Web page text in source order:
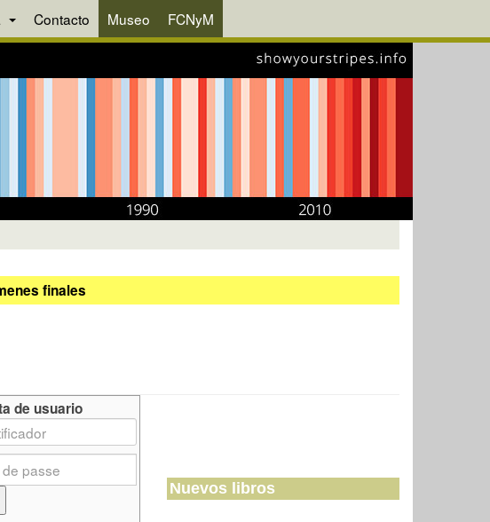
Contacto Museo FCNyM
finales
de usuario
Nuevos libros